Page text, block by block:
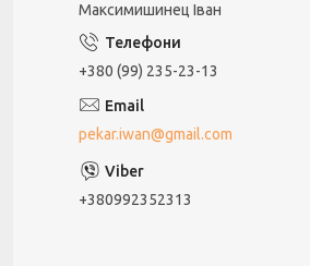
Максимишинец Іван
+380 (99) 235-23-13
pekar.iwan@gmail.com
+380992352313